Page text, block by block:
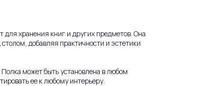
для хранения книг и других предметов. Она
добавляя практичности и эстетики
Полка может быть установлена в любом
ее к любому интерьеру.